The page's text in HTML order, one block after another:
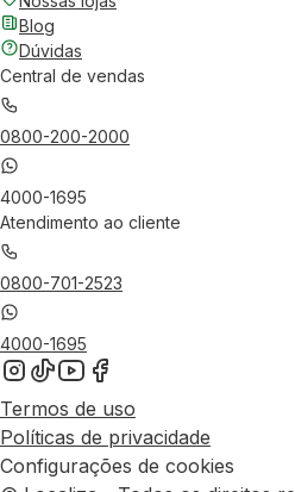
Blog
Dúvidas
Central de vendas
0800-200-2000
4000-1695
Atendimento ao cliente
0800-701-2523
4000-1695
Termos de uso
Políticas de privacidade
Configurações de cookies